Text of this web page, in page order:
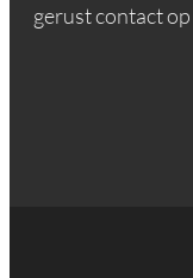
gerust contact